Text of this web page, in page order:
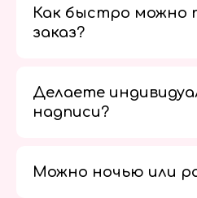
Как быстро можно
заказ?
Делаете
надписи?
Можно ночью или